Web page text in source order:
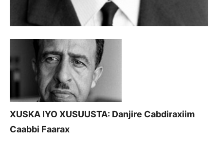
XUSKA IYO XUSUUSTA: Danjire Cabdiraxiim
Caabbi Faarax